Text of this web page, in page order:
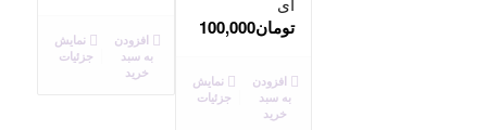
افزودن
به سبد
خرید
نمایش
جزئیات
تومان100,000
افزودن
به سبد
خرید
نمایش
جزئیات